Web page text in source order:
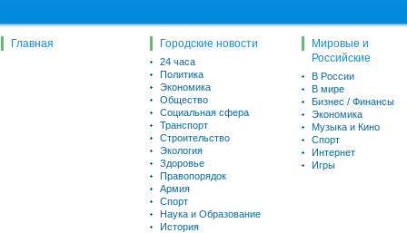
Главная Городские новости
24 часа
Политика
Экономика
Общество
Социальная сфера
Транспорт
Строительство
Экология
Здоровье
Правопорядок
Армия
Спорт
Наука и Образование
История
Мировые и
Российские
В России
В мире
Бизнес / Финансы
Экономика
Музыка и Кино
Спорт
Интернет
Игры